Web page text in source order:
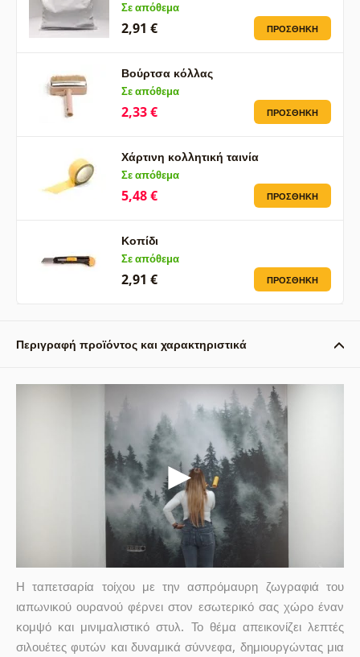
Σε απόθεμα
2,91 € ΠΡΟΣΘΉΚΗ
Βούρτσα κόλλας
Σε απόθεμα
2,33 € ΠΡΟΣΘΉΚΗ
Χάρτινη κολλητική ταινία
Σε απόθεμα
5,48 € ΠΡΟΣΘΉΚΗ
Κοπίδι
Σε απόθεμα
2,91 € ΠΡΟΣΘΉΚΗ
Περιγραφή προϊόντος και χαρακτηριστικά
Η ταπετσαρία τοίχου με την ασπρόμαυρη ζωγραφιά του
ιαπωνικού ουρανού φέρνει στον εσωτερικό σας χώρο έναν
κομψό και μινιμαλιστικό στυλ. Το θέμα απεικονίζει λεπτές
σιλουέτες φυτών και δυναμικά σύννεφα, δημιουργώντας μια